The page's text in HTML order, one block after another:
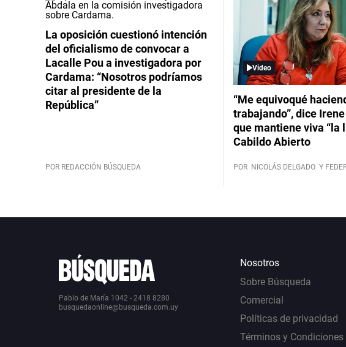
La oposición cuestionó intención
del oficialismo de convocar a
Lacalle Pou a investigadora por
Cardama: “Nosotros podríamos
citar al presidente de la
República”
POR REDACCIÓN BÚSQUEDA
Video
“Me equivoqué
trabajando”, dice
que mantiene viva “la
Cabildo Abierto
POR NICOLÁS DELGADO Y
Pablo de María 1042 - 2418 8280
busquedaonline@busqueda.com.uy
Nosotros
Sobre Búsqueda
Comercial
Políticas de privacidad
Términos y Condiciones